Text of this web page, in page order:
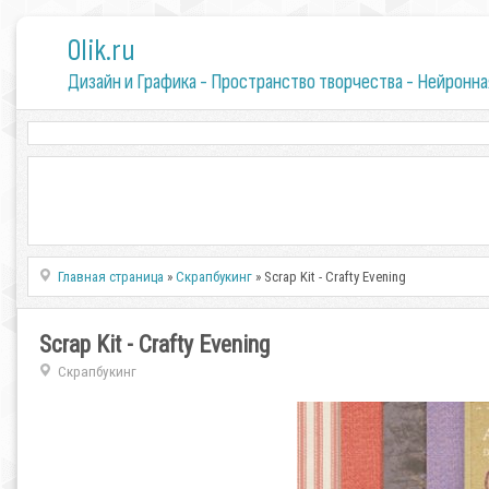
0lik.ru
Дизайн и Графика - Пространство творчества -
Главная страница »Скрапбукинг » Scrap Kit - Crafty Evening
Scrap Kit - Crafty Evening
Скрапбукинг